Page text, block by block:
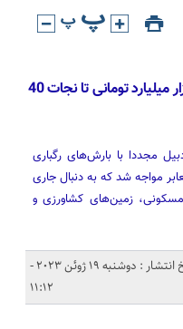
سیل در اردبیل| از خسارت چند ۱۰ هزار میلیارد تومانی تا نجات 40
مجددا با بارش‌های رگباری
مواجه شد که به دنبال جاری
زمین‌های کشاورزی و
تاریخ انتشار : دوشنبه 19 ژوئن 2023 -
11:12